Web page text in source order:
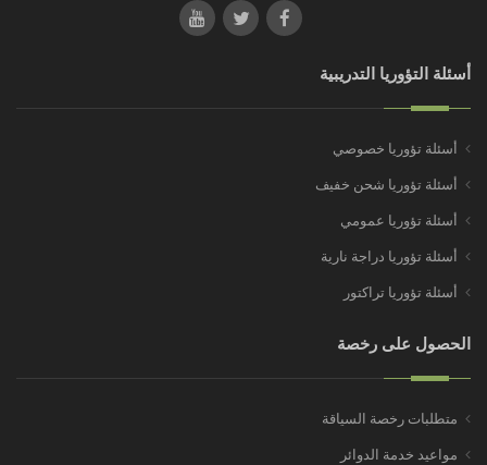
أسئلة التؤوريا التدريبية
أسئلة تؤوريا خصوصي
أسئلة تؤوريا شحن خفيف
أسئلة تؤوريا عمومي
أسئلة تؤوريا دراجة نارية
أسئلة تؤوريا تراكتور
الحصول على رخصة
متطلبات رخصة السياقة
مواعيد خدمة الدوائر